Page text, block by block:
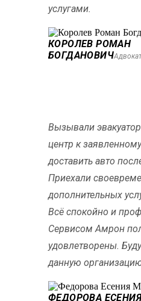
услугами.
КОРОЛЕВ РОМАН
БОГДАНОВИЧ
Вызывали
центр к
доставить авто
Приехали
дополнительных
Всё спокойно и
Сервисом Амрон
удовлетворены.
данную
ФЕДОРОВА ЕСЕНИЯ